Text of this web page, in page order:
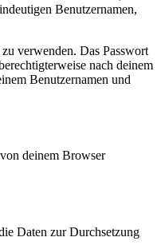
Benutzernamen,
verwenden. Das Passwort
nach deinem
Benutzernamen und
deinem Browser
Daten zur Durchsetzung